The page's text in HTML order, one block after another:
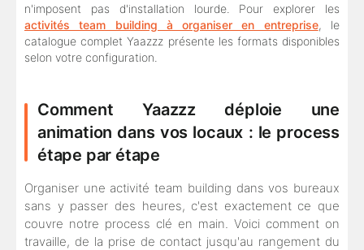
n'imposent pas d'installation lourde. Pour explorer les
activités team building à organiser en entreprise, le
catalogue complet Yaazzz présente les formats disponibles
selon votre configuration.
Comment Yaazzz déploie une
animation dans vos locaux : le process
étape par étape
Organiser une activité team building dans vos bureaux
sans y passer des heures, c'est exactement ce que
couvre notre process clé en main. Voici comment on
travaille, de la prise de contact jusqu'au rangement du